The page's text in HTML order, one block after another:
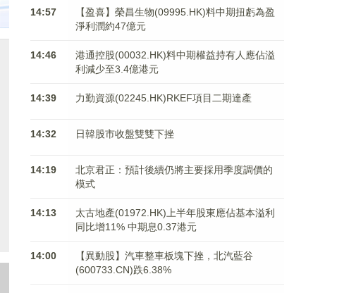
14:57
【盈喜】榮昌生物(09995.HK)料中期扭虧為盈
淨利潤約47億元
14:46
港通控股(00032.HK)料中期權益持有人應佔溢
利減少至3.4億港元
14:39 力勤資源(02245.HK)RKEF項目二期達產
14:32 日韓股市收盤雙雙下挫
14:19
北京君正：預計後續仍將主要採用季度調價的
模式
14:13
太古地產(01972.HK)上半年股東應佔基本溢利
同比增11% 中期息0.37港元
14:00
【異動股】汽車整車板塊下挫，北汽藍谷
(600733.CN)跌6.38%